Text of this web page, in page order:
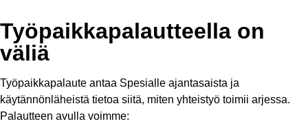
Työpaikkapalautteella on
väliä
Työpaikkapalaute antaa Spesialle ajantasaista ja
käytännönläheistä tietoa siitä, miten yhteistyö toimii arjessa.
Palautteen avulla voimme: